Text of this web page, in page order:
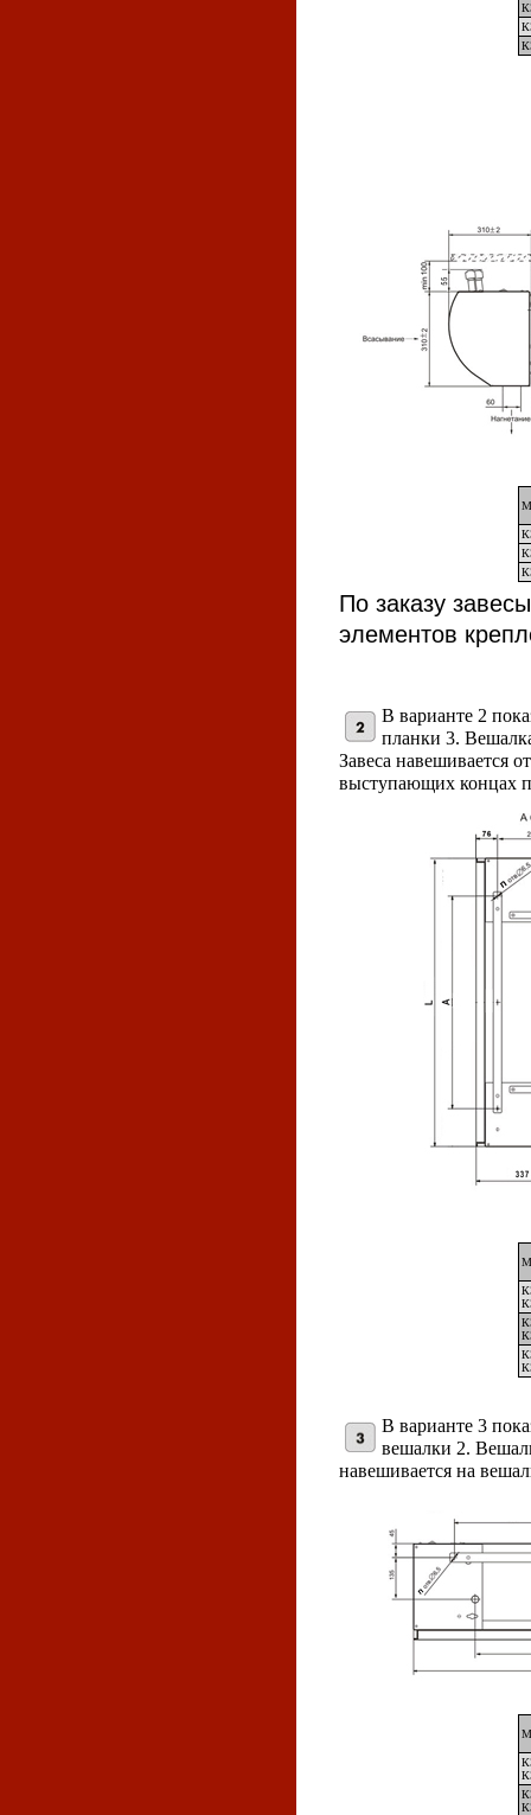
По заказу
элементов
В варианте 2
планки 3.
Завеса навешивается
выступающих концах
В варианте 3
вешалки 2.
навешивается на